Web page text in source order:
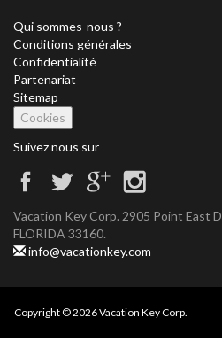
Qui sommes-nous ?
Conditions générales
Confidentialité
Partenariat
Sitemap
Cookies
Suivez nous sur
Vacation Key Corp. 2905 Point East
FLORIDA 33160.
info@vacationkey.com
Copyright © 2026 Vacation Key Corp.